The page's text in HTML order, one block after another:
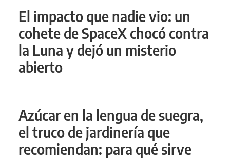
El impacto que nadie vio: un
cohete de SpaceX chocó contra
la Luna y dejó un misterio
abierto
Azúcar en la lengua de suegra,
el truco de jardinería que
recomiendan: para qué sirve